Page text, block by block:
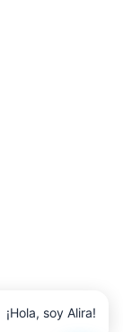
¡Hola, soy Alira!